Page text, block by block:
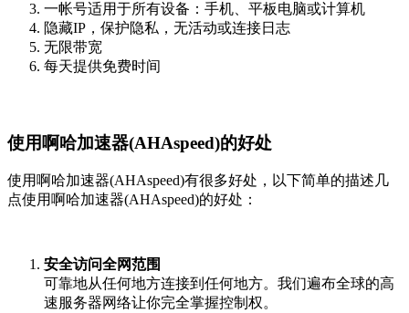
一帐号适用于所有设备：手机、平板电脑或计算机
隐藏IP，保护隐私，无活动或连接日志
无限带宽
每天提供免费时间
使用啊哈加速器(AHAspeed)的好处
使用啊哈加速器(AHAspeed)有很多好处，以下简单的描述几
点使用啊哈加速器(AHAspeed)的好处：
安全访问全网范围
可靠地从任何地方连接到任何地方。我们遍布全球的高
速服务器网络让你完全掌握控制权。